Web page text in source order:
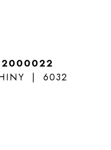
6032